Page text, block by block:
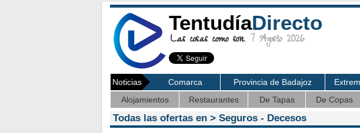
TentudíaDirecto
Las cosas como son. 7 Agosto 2026
Noticias Comarca Provincia de Badajoz
Alojamientos
Restaurantes De Tapas De Copas
Todas las ofertas en > Seguros - Decesos